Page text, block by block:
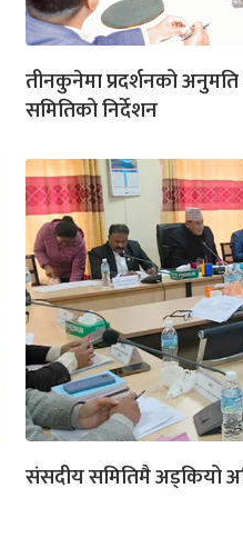
तीनकुनेमा प्रदर्शनको
समितिको निर्देशन
संसदीय समितिमै अड्कियो